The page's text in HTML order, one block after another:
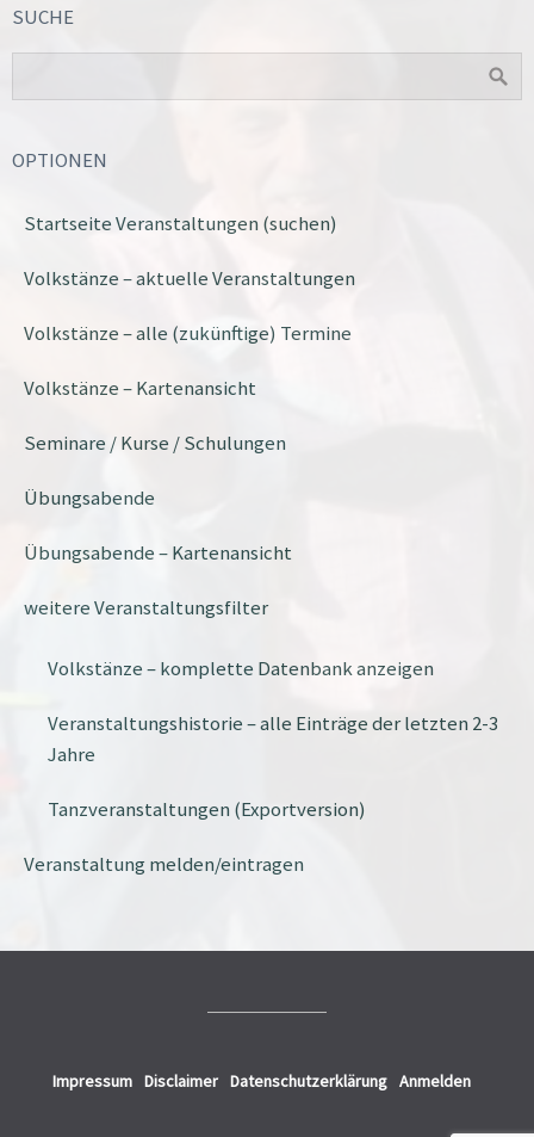
SUCHE
OPTIONEN
Startseite Veranstaltungen (suchen)
Volkstänze – aktuelle Veranstaltungen
Volkstänze – alle (zukünftige) Termine
Volkstänze – Kartenansicht
Seminare / Kurse / Schulungen
Übungsabende
Übungsabende – Kartenansicht
weitere Veranstaltungsfilter
Volkstänze – komplette Datenbank anzeigen
Veranstaltungshistorie – alle Einträge der letzten 2-3
Jahre
Tanzveranstaltungen (Exportversion)
Veranstaltung melden/eintragen
Impressum Disclaimer Datenschutzerklärung Anmelden